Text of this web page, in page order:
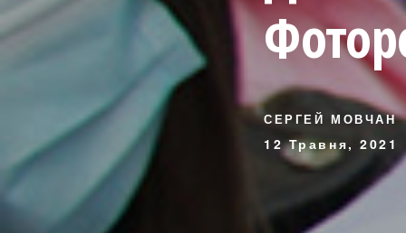
СЕРГЕЙ МОВЧАН
12 Травня, 2021